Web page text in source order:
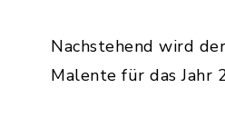
Nachstehend wird
Malente für das Jahr